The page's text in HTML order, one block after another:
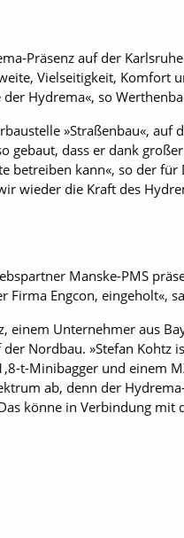
Präsenz auf der
Vielseitigkeit, Komfort
Hydrema«, so
»Straßenbau«, auf
gebaut, dass er dank
betreiben kann«, so der
wieder die Kraft des
Manske-PMS
Engcon, eingeholt«,
einem Unternehmer aus
Nordbau. »Stefan Kohtz
t-Minibagger und einem
ab, denn der
könne in Verbindung mit